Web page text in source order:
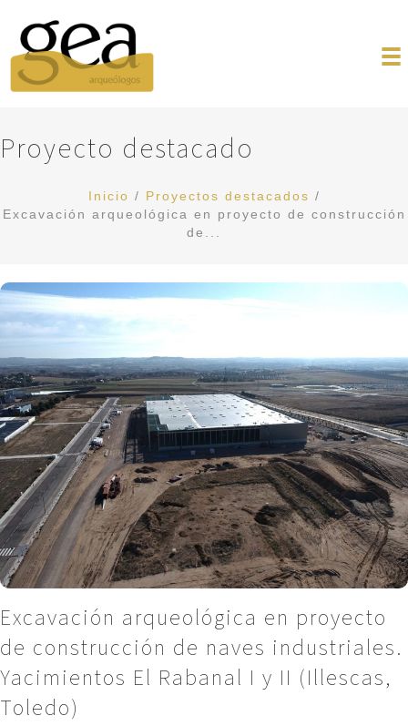
Proyecto destacado
Inicio / Proyectos destacados /
Excavación arqueológica en proyecto de construcción
de...
Excavación arqueológica en proyecto
de construcción de naves industriales.
Yacimientos El Rabanal I y II (Illescas,
Toledo)